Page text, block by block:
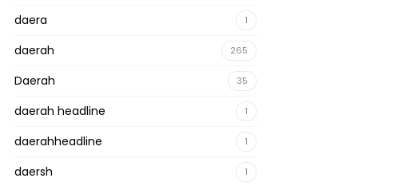
daera 1
daerah 265
Daerah 35
daerah headline 1
daerahheadline 1
daersh 1